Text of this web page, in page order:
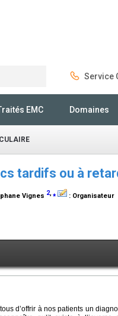
Service
EMC Domaines
tardifs ou à
Vignes 2,⁎ : Organisateur
d’offrir à nos patients un